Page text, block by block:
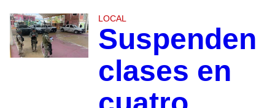
LOCAL
Suspenden
clases en